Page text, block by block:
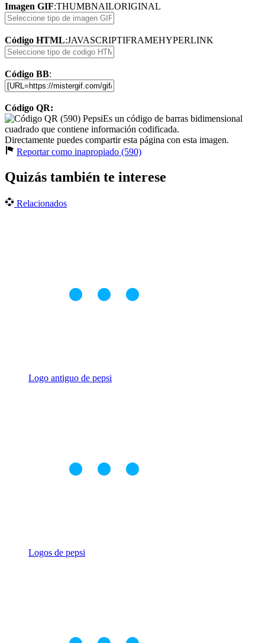
Imagen GIF:THUMBNAILORIGINAL
Código HTML:JAVASCRIPTIFRAMEHYPERLINK
Código BB:
Código QR:
Es un código de barras bidimensional
cuadrado que contiene información codificada.
Directamente puedes compartir esta página con esta imagen.
Reportar como inapropiado (590)
Quizás también te interese
Relacionados
Logo antiguo de pepsi
Logos de pepsi